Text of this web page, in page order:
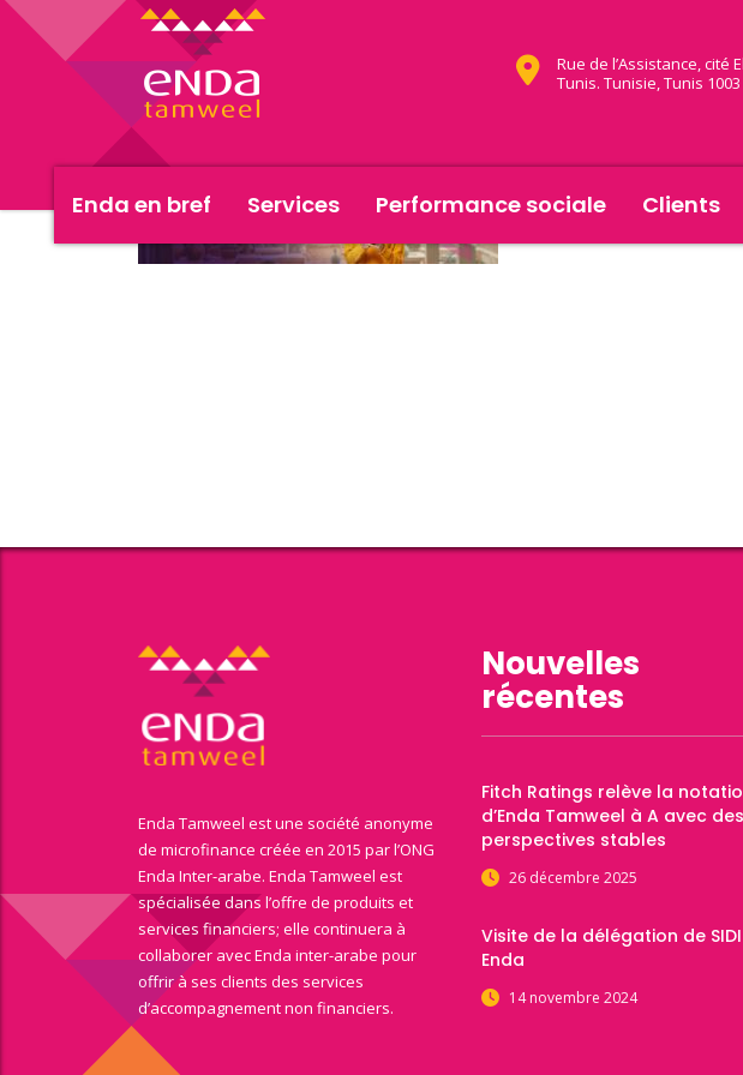
Rue de l’Assistance, cité
Tunis. Tunisie, Tunis 1003
Enda en bref Services Performance sociale Clients
Enda Tamweel est une société anonyme
de microfinance créée en 2015 par l’ONG
Enda Inter-arabe. Enda Tamweel est
spécialisée dans l’offre de produits et
services financiers; elle continuera à
collaborer avec Enda inter-arabe pour
offrir à ses clients des services
d’accompagnement non financiers.
Nouvelles
récentes
Fitch Ratings relève la
d’Enda Tamweel à A avec des
perspectives stables
26 décembre 2025
Visite de la délégation de
Enda
14 novembre 2024